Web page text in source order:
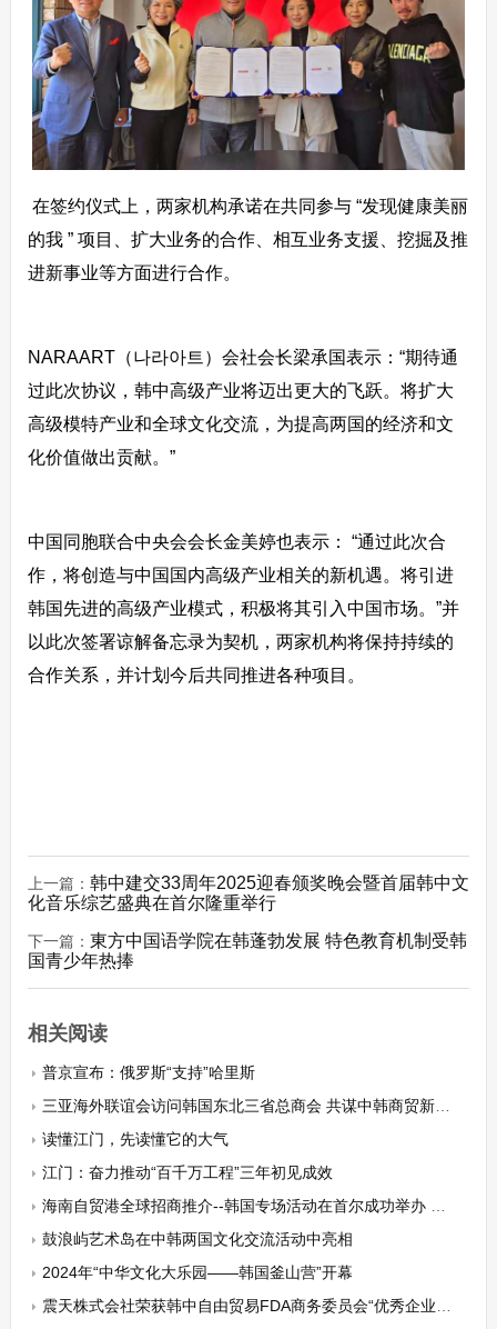
在签约仪式上，两家机构承诺在共同参与 “发现健康美丽
的我 ” 项目、扩大业务的合作、相互业务支援、挖掘及推
进新事业等方面进行合作。
NARAART（나라아트）会社会长梁承国表示：“期待通
过此次协议，韩中高级产业将迈出更大的飞跃。将扩大
高级模特产业和全球文化交流，为提高两国的经济和文
化价值做出贡献。”
中国同胞联合中央会会长金美婷也表示： “通过此次合
作，将创造与中国国内高级产业相关的新机遇。将引进
韩国先进的高级产业模式，积极将其引入中国市场。”并
以此次签署谅解备忘录为契机，两家机构将保持持续的
合作关系，并计划今后共同推进各种项目。
上一篇： 韩中建交33周年2025迎春颁奖晚会暨首届韩中文
化音乐综艺盛典在首尔隆重举行
下一篇： 東方中国语学院在韩蓬勃发展 特色教育机制受韩
国青少年热捧
相关阅读
普京宣布：俄罗斯“支持”哈里斯
三亚海外联谊会访问韩国东北三省总商会 共谋中韩商贸新篇章
读懂江门，先读懂它的大气
江门：奋力推动“百千万工程”三年初见成效
海南自贸港全球招商推介--韩国专场活动在首尔成功举办 韩政商界及侨界共襄盛举
鼓浪屿艺术岛在中韩两国文化交流活动中亮相
2024年“中华文化大乐园——韩国釜山营”开幕
震天株式会社荣获韩中自由贸易FDA商务委员会“优秀企业人奖” 正式迈向全球汽车电子核心部件强企